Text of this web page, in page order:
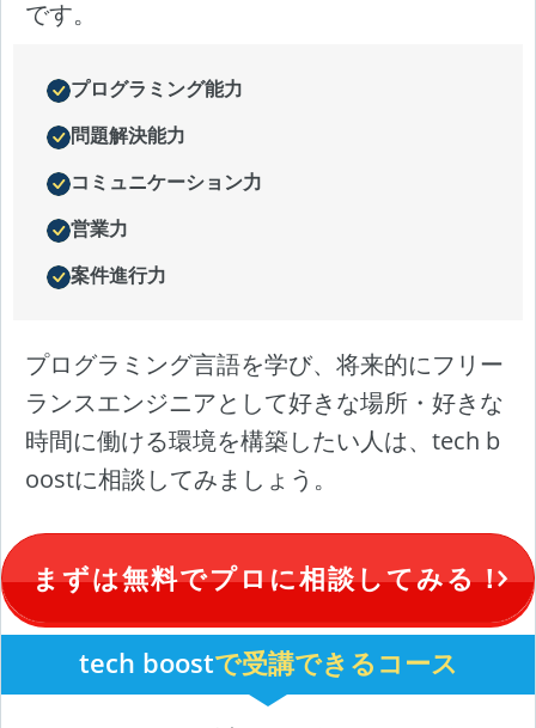
です。
プログラミング能力
問題解決能力
コミュニケーション力
営業力
案件進行力
プログラミング言語を学び、将来的にフリー
ランスエンジニアとして好きな場所・好きな
時間に働ける環境を構築したい人は、tech b
oostに相談してみましょう。
まずは無料でプロに相談してみる！
tech boostで受講できるコース